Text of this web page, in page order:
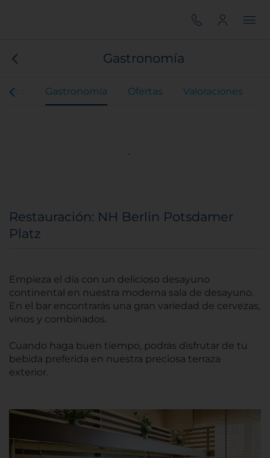
Gastronomía
Gastronomía Ofertas Valoraciones
Restauración: NH Berlin Potsdamer
Platz
Empieza el día con un delicioso desayuno
continental en nuestra moderna sala de desayuno.
En el bar encontrarás una gran variedad de cervezas,
vinos y combinados.
Cuando haga buen tiempo, podrás disfrutar de tu
bebida preferida en nuestra preciosa terraza
exterior.